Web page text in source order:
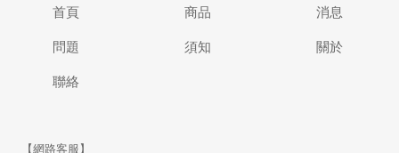
首頁 商品 消息
問題 須知 關於
聯絡
【網路客服】